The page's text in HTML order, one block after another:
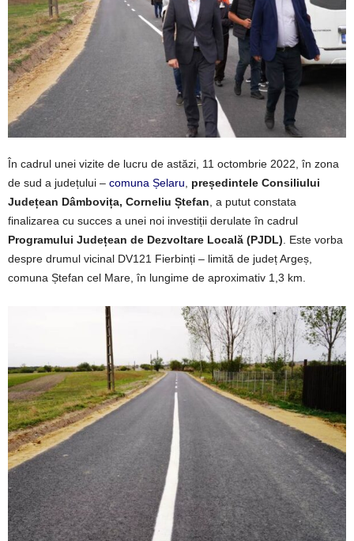
În cadrul unei vizite de lucru de astăzi, 11 octombrie 2022, în zona
de sud a județului – comuna Șelaru
președintele Consiliului
Județean Dâmbovița, Corneliu Ștefan , a putut constata
finalizarea cu succes a unei noi investiții derulate în cadrul
Programului Județean de Dezvoltare Locală (PJDL) . Este vorba
despre drumul vicinal DV121 Fierbinți – limită de județ Argeș,
comuna Ștefan cel Mare, în lungime de aproximativ 1,3 km.